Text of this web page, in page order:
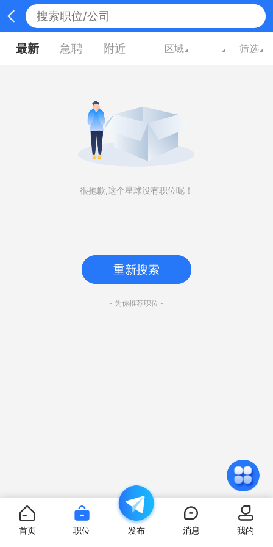
最新 急聘 附近 区域 筛选
很抱歉,这个星球没有职位呢！
重新搜索
- 为你推荐职位 -
首页 职位 发布 消息 我的